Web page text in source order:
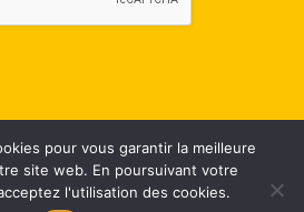
pour vous garantir la meilleure
site web. En poursuivant votre
l'utilisation des cookies.